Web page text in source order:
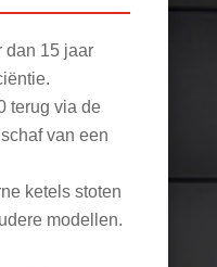
dan 15 jaar
terug via de
van een
ketels stoten
modellen.